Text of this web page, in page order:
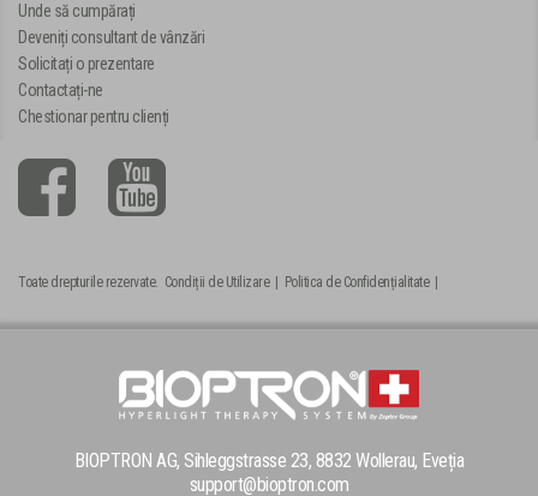
Unde să cumpărați
Deveniți consultant de vânzări
Solicitați o prezentare
Contactați-ne
Chestionar pentru clienți
Toate drepturile rezervate. Condiții de Utilizare| Politica de Confidențialitate|
BIOPTRON AG, Sihleggstrasse 23, 8832 Wollerau, Eveția
support@bioptron.com